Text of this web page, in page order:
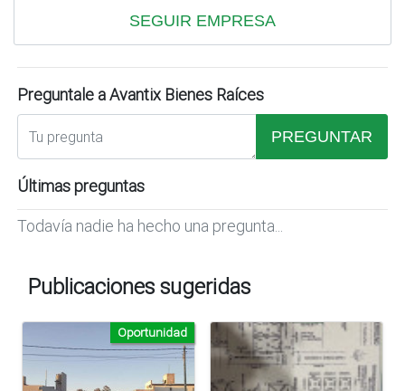
SEGUIR EMPRESA
Preguntale a Avantix Bienes Raíces
PREGUNTAR
Últimas preguntas
Todavía nadie ha hecho una pregunta...
Publicaciones sugeridas
Oportunidad